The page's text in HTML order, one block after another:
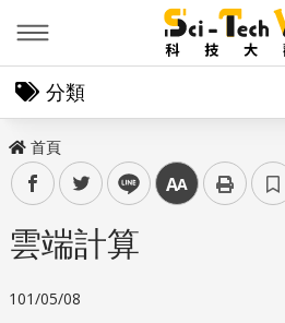
分類
首頁
facebooktwitter line 中
雲端計算
101/05/08